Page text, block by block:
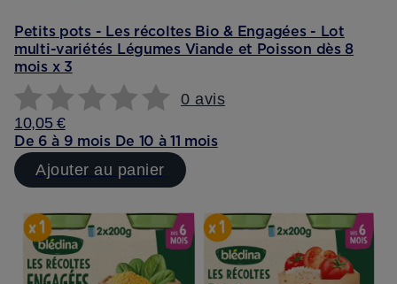
Petits pots - Les récoltes Bio & Engagées - Lot
multi-variétés Légumes Viande et Poisson dès 8
mois x 3
0 avis
10,05 €
De 6 à 9 mois De 10 à 11 mois
Ajouter au panier